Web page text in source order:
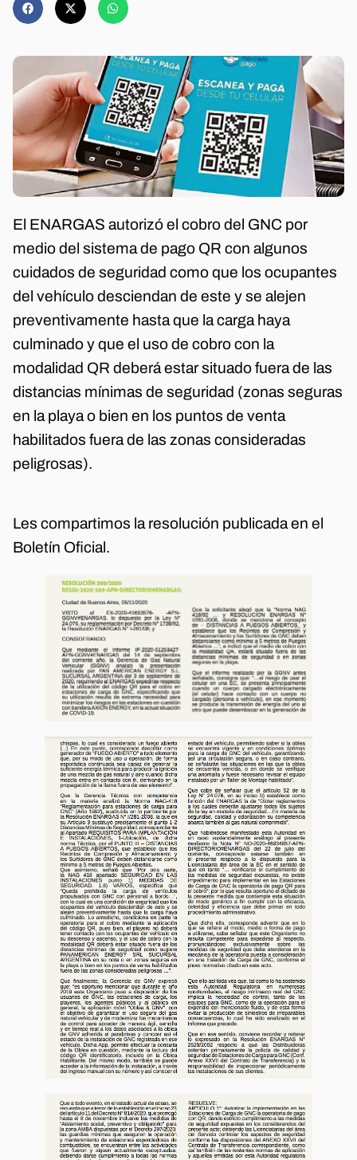
El ENARGAS autorizó el cobro del GNC por
medio del sistema de pago QR con algunos
cuidados de seguridad como que los ocupantes
del vehículo desciendan de este y se alejen
preventivamente hasta que la carga haya
culminado y que el uso de cobro con la
modalidad QR deberá estar situado fuera de las
distancias mínimas de seguridad (zonas seguras
en la playa o bien en los puntos de venta
habilitados fuera de las zonas consideradas
peligrosas).
Les compartimos la resolución publicada en el
Boletín Oficial.